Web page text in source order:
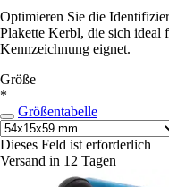
Optimieren Sie die
Plakette Kerbl, die sich ideal
Kennzeichnung eignet.
Größe
*
Größentabelle
Dieses Feld ist erforderlich
Versand in 12 Tagen